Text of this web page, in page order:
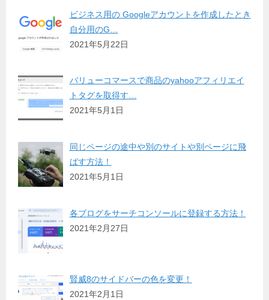
ビジネス用の Googleアカウントを作成したとき
自分用のG…
2021年5月22日
バリューコマースで商品のyahooアフィリエイ
トタグを取得す…
2021年5月1日
同じページの途中や別のサイトや別ページに飛
ばす方法！
2021年5月1日
各ブログをサーチコンソールに登録する方法！
2021年2月27日
賢威8のサイドバーの色を変更！
2021年2月1日